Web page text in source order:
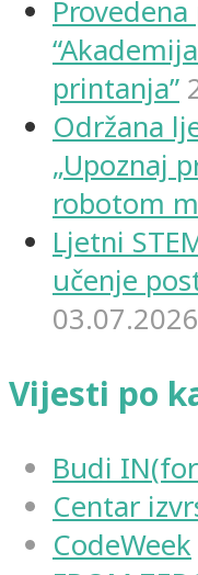
printanja”
Održana
„Upoznaj
robotom
Ljetni
učenje
Vijesti po
Budi
Centar
CodeWeek